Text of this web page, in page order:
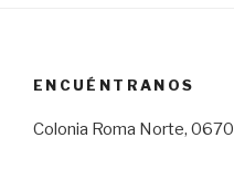
ENCUÉNTRANOS
Colonia Roma Norte,